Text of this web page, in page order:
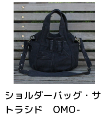
ショルダーバッグ・サ
トラシド OMO-